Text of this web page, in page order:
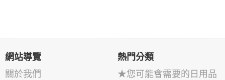
網站導覽
關於我們
熱門分類
★您可能會需要的日用品